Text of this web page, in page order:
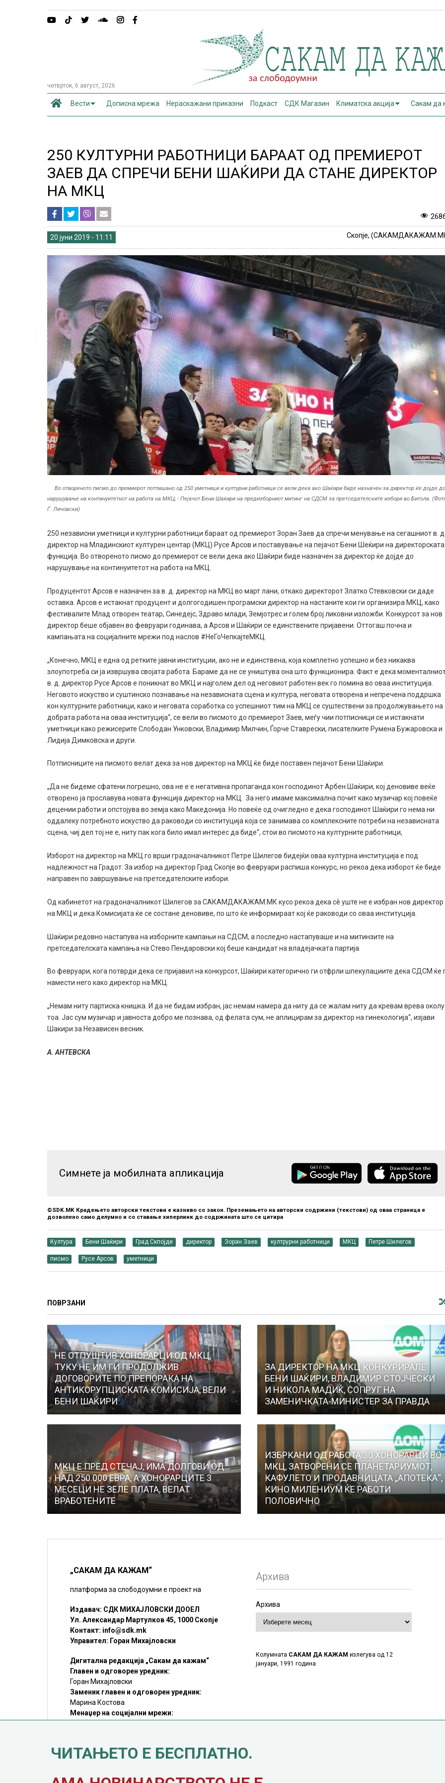
четврток, 6 август, 2026
Вести Дописна мрежа Нераскажани приказни Подкаст СДК Магазин Климатска акција Сакам да
250 КУЛТУРНИ РАБОТНИЦИ БАРААТ ОД ПРЕМИЕРОТ
ЗАЕВ ДА СПРЕЧИ БЕНИ ШАЌИРИ ДА СТАНЕ ДИРЕКТОР
НА МКЦ
20 јуни 2019 - 11:11 Скопје,
Во отвореното писмо до премиерот потпишано од 250 уметници и културни работници се вели дека ако Шаќири биде назначен за директор ќе дојде
нарушување на континуитетнот на работа на МКЦ; - Пејачот Бени Шаќири на предизборниот митинг на СДСМ за претседателските избори во Битола.
Ѓ. Личовски)
250 независни уметници и културни работници бараат од премиерот Зоран Заев да спречи менување на сегашниот в.
директор на Младинскиот културен центар (МКЦ) Русе Арсов и поставување на пејачот Бени Шеќири на директорската
функција. Во отвореното писмо до премиерот се вели дека ако Шаќири биде назначен за директор ќе дојде до
нарушување на континуитетот на работа на МКЦ.
Продуцентот Арсов е назначен за в. д. директор на МКЦ во март лани, откако директорот Златко Стевковски си даде
оставка. Арсов е истакнат продуцент и долгогодишен програмски директор на настаните кои ги организира МКЦ, како
фестивалите Млад отворен театар, Синедејс, Здраво млади, Земјотрес и голем број ликовни изложби. Конкурсот за нов
директор беше објавен во февруари годинава, а Арсов и Шаќири се единствените пријавени. Оттогаш почна и
кампањата на социјалните мрежи под наслов #НеГоЧепкајтеМКЦ.
„Конечно, МКЦ е една од ретките јавни институции, ако не и единствена, која комплетно успешно и без никаква
злоупотреба си ја извршува својата работа. Бараме да не се уништува она што функционира. Факт е дека
в. д. директор Русе Арсов е поникнат во МКЦ и најголем дел од неговиот работен век го помина во оваа институција.
Неговото искуство и суштинско познавање на независната сцена и култура, неговата отворена и непречена поддршка
кон културните работници, како и неговата соработка со успешниот тим на МКЦ се суштествени за продолжувањето на
добрата работа на оваа институција“, се вели во писмото до премиерот Заев, меѓу чии потписници се и истакнати
уметници како режисерите Слободан Унковски, Владимир Милчин, Ѓорче Ставрески, писателките Румена Бужаровска и
Лидија Димковска и други.
Потписниците на писмото велат дека за нов директор на МКЦ ќе биде поставен пејачот Бени Шаќири.
„Да не бидеме сфатени погрешно, ова не е е негативна пропаганда кон господинот Арбен Шаќири, кој деновиве веќе
отворено ја прославува новата функција директор на МКЦ. За него имаме максимална почит како музичар кој повеќе
децении работи и опстојува во земја како Македонија. Но повеќе од очигледно е дека господинот Шаќири го нема ни
оддалеку потребното искуство да раководи со институција која се занимава со комплексните потреби на независната
сцена, чиј дел тој не е, ниту пак кога било имал интерес да биде“, стои во писмото на културните работници,
Изборот на директор на МКЦ го врши градоначалникот Петре Шилегов бидејќи оваа културна институција е под
надлежност на Градот. За избор на директор Град Скопје во февруари распиша конкурс, но рекоа дека изборот ќе биде
направен по завршување на претседателските избори.
Од кабинетот на градоначалникот Шилегов за САКАМДАКАЖАМ.МК кусо рекоа дека сѐ уште не е избран нов директор
на МКЦ и дека Комисијата ќе се состане деновиве, по што ќе информираат кој ќе раководи со оваа институција.
Шаќири редовно настапува на изборните кампањи на СДСМ, а последно настапуваше и на митинзите на
претседателската кампања на Стево Пендаровски кој беше кандидат на владејачката партија.
Во февруари, кога потврди дека се пријавил на конкурсот, Шаќири категорично ги отфрли шпекулациите дека СДСМ ќе
намести него како директор на МКЦ.
„Немам ниту партиска книшка. И да не бидам избран, јас немам намера да ниту да се жалам ниту да кревам врева околу
тоа. Јас сум музичар и јавноста добро ме познава, од фелата сум, не аплицирам за директор на гинекологија“, изјави
Шакири за Независен весник.
А. АНТЕВСКА
Симнете ја мобилната апликација
©SDK.MK Крадењето авторски текстови е казниво со закон. Преземањето на авторски содржини (текстови) од оваа страница е
дозволено само делумно и со ставање хиперлинк до содржината што се цитира
Култура Бени Шаќири Град Скпојде директор Зоран Заев култрурни работници МКЦ Петре Шилегов
писмо Русе Арсов уметници
ПОВРЗАНИ
НЕ ОТПУШТИВ ХОНОРАРЦИ ОД МКЦ,
ТУКУ НЕ ИМ ГИ ПРОДОЛЖИВ
ДОГОВОРИТЕ ПО ПРЕПОРАКА НА
АНТИКОРУПЦИСКАТА КОМИСИЈА, ВЕЛИ
БЕНИ ШАЌИРИ
ЗА ДИРЕКТОР НА МКЦ КОНКУРИРАЛЕ
БЕНИ ШАЌИРИ, ВЛАДИМИР СТОЈЧЕСКИ
И НИКОЛА МАДИЌ, СОПРУГ НА
ЗАМЕНИЧКАТА-МИНИСТЕР ЗА ПРАВДА
МКЦ Е ПРЕД СТЕЧАЈ, ИМА ДОЛГОВИ ОД
НАД 250.000 ЕВРА, А ХОНОРАРЦИТЕ 3
МЕСЕЦИ НЕ ЗЕЛЕ ПЛАТА, ВЕЛАТ
ВРАБОТЕНИТЕ
ИЗБРКАНИ ОД РАБОТА 30 ХОНОРАРЦИ ВО
МКЦ, ЗАТВОРЕНИ СЕ ПЛАНЕТАРИУМОТ,
КАФУЛЕТО И ПРОДАВНИЦАТА „АПОТЕКА“,
КИНО МИЛЕНИУМ ЌЕ РАБОТИ
ПОЛОВИЧНО
„САКАМ ДА КАЖАМ“
платформа за слободоумни е проект на
Издавач: СДК МИХАЈЛОВСКИ ДООЕЛ
Ул. Александар Мартулков 45, 1000 Скопје
Контакт: info@sdk.mk
Управител: Горан Михајловски
Дигитална редакција „Сакам да кажам“
Главен и одговорен уредник:
Горан Михајловски
Заменик главен и одговорен уредник:
Марина Костова
Менаџер на социјални мрежи:
Мирослав Илиоски
©SDK.MK Крадењето авторски текстови е казниво со закон.
Преземањето на авторски содржини (текстови) од оваа
Архива
Архива
Колумната САКАМ ДА КАЖАМ излегува од 12
јануари, 1991 година
ЧИТАЊЕТО Е БЕСПЛАТНО.